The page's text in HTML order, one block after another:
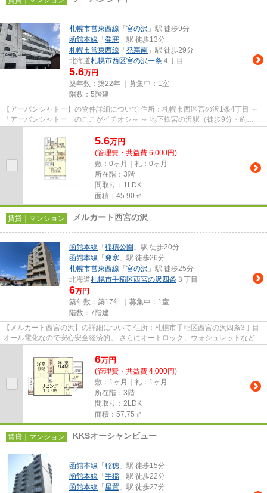
札幌市営東西線 「 宮の沢 」駅 徒歩9分
函館本線 「 発寒 」駅 徒歩13分
札幌市営東西線 「 発寒南 」駅 徒歩29分
北海道札幌市西区宮の沢一条 ４丁目
5.6万円
築年数：築22年 ｜募集中： 1室
階数：5階建
【アーバンシャトー】の物件詳細について 住所：札幌市西区宮の沢1条4丁目 ～
「アーバンシャトー」のここがイチオシ～ ～ 地下鉄宮の沢駅（徒歩9分・約
5.6万円
(管理費・共益費 6,000円)
敷：0ヶ月｜礼：0ヶ月
所在階：3階
間取り：1LDK
面積：45.90㎡
賃貸｜マンション メルカート西宮の沢
函館本線 「 稲積公園 」駅 徒歩20分
函館本線 「 発寒 」駅 徒歩26分
札幌市営東西線 「 宮の沢 」駅 徒歩25分
北海道札幌市手稲区西宮の沢四条 ３丁目
6万円
築年数：築17年 ｜募集中： 1室
階数：7階建
【メルカート西宮の沢】の詳細について 住所：札幌市手稲区西宮の沢四条3丁目
オール電化なので安心安全経済的。 さらにオートロック、ウォシュレットなど嬉
6万円
(管理費・共益費 4,000円)
敷：1ヶ月｜礼：1ヶ月
所在階：3階
間取り：2LDK
面積：57.75㎡
賃貸｜マンション KKSオーシャンビュー
函館本線 「 稲穂 」駅 徒歩15分
函館本線 「 手稲 」駅 徒歩22分
函館本線 「 星置 」駅 徒歩27分